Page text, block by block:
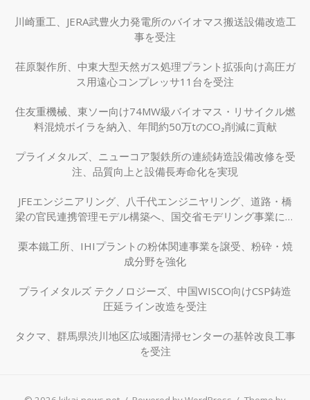
川崎重工、JERA武豊火力発電所のバイオマス搬送設備改造工
事を受注
荏原製作所、中東大型天然ガス処理プラント拡張向け高圧ガ
ス用遠心コンプレッサ11台を受注
住友重機械、東ソー向け74MW級バイオマス・リサイクル燃
料混焼ボイラを納入、年間約50万tのCO₂削減に貢献
プライメタルズ、ニューコア製鉄所の連続鋳造設備改修を受
注、品質向上と設備長寿命化を実現
JFEエンジニアリング、八千代エンジニヤリング、道路・橋
梁の官民連携管理モデル構築へ、国交省モデリング事業に採
栗本鐵工所、IHIプラントの粉体関連事業を譲受、粉砕・焼
成分野を強化
プライメタルズ テクノロジーズ、中国WISCO向けCSP鋳造
圧延ライン改造を受注
タクマ、群馬県渋川地区広域圏清掃センターの基幹改良工事
を受注